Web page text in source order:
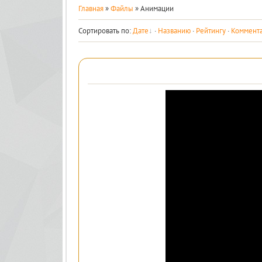
Главная»Файлы » Анимации
Сортировать по:Дате · Названию · Рейтингу ·